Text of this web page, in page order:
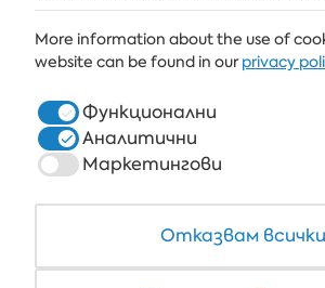
ХОТЕЛИ
ЗДРАВЕ & СПА
РЕСТОРАНТИ И БАРОВЕ
COWORKING
More information about the use of
website can be found in ourprivacy
Функционални
Аналитични
Маркетингови
Отказвам всички